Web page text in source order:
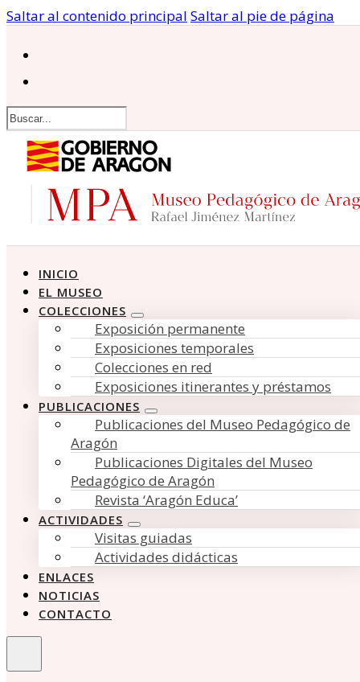
Saltar al contenido principal Saltar al pie de página
Buscar
INICIO
EL MUSEO
COLECCIONES
Exposición permanente
Exposiciones temporales
Colecciones en red
Exposiciones itinerantes y préstamos
PUBLICACIONES
Publicaciones del Museo Pedagógico de
Aragón
Publicaciones Digitales del Museo
Pedagógico de Aragón
Revista ‘Aragón Educa’
ACTIVIDADES
Visitas guiadas
Actividades didácticas
ENLACES
NOTICIAS
CONTACTO